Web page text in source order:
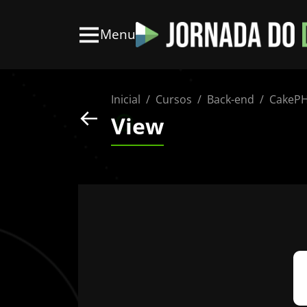
Menu
Inicial Cursos Back-end
View